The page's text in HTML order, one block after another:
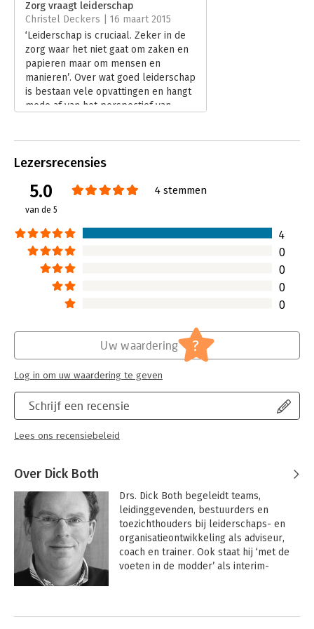
Druk:
1
Verschijningsdatum:
2-12-2014
Hoofdrubriek: Leiderschap
Zorg vraagt leiderschap
Christel Deckers | 16 maart 2015
‘Leiderschap is cruciaal. Zeker in de
zorg waar het niet gaat om zaken en
papieren maar om mensen en
manieren’. Over wat goed leiderschap
is bestaan vele opvattingen en hangt
mede af van het perspectief van
ontvangersperspectief?
Lezersrecensies
5.0
van de 5
4 stemmen
4
0
0
0
0
Schrijf een recensie
Lees ons recensiebeleid
Uw waardering ?
Log in om uw waardering te geven
Over Dick Both
Drs. Dick Both begeleidt teams,
leidinggevenden, bestuurders en
toezichthouders bij leiderschaps- en
organisatieontwikkeling als adviseur,
coach en trainer. Ook staat hij ‘met de
voeten in de modder’ als interim-